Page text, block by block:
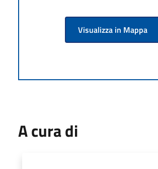
Visualizza in Mappa
A cura di